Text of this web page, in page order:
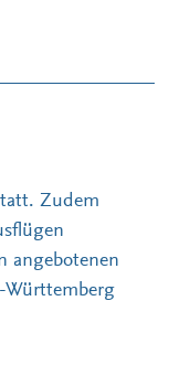
Zudem
angebotenen
Württemberg